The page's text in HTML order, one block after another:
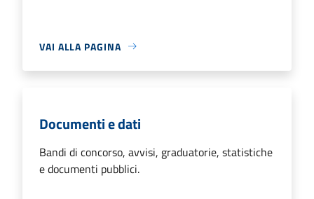
VAI ALLA PAGINA
Documenti e dati
Bandi di concorso, avvisi, graduatorie, statistiche
e documenti pubblici.